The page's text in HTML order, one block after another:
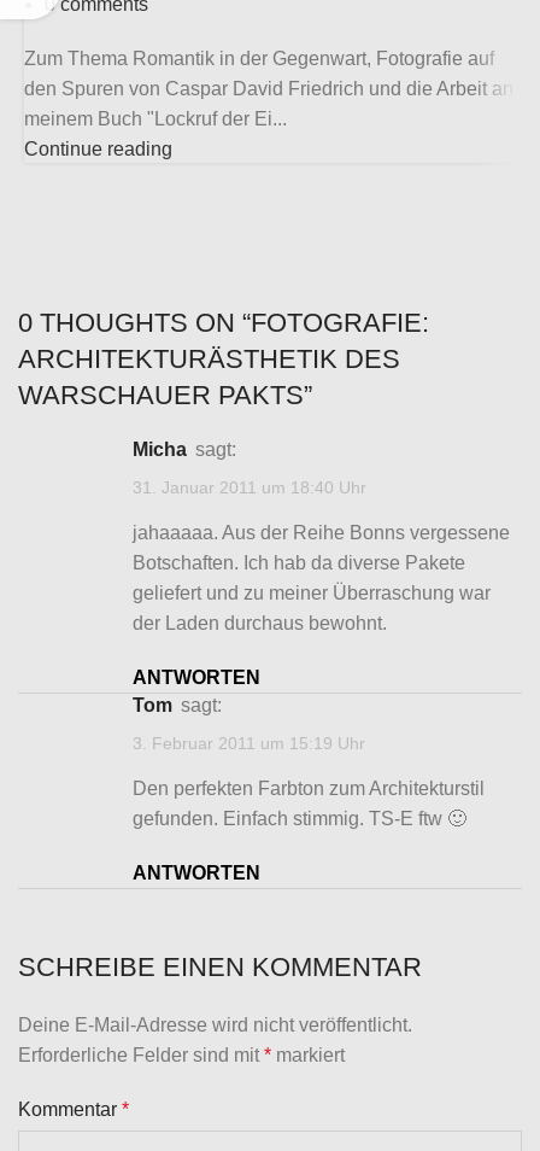
Zum Thema Romantik in der Gegenwart, Fotografie auf
den Spuren von Caspar David Friedrich und die Arbeit an
meinem Buch "Lockruf der Ei...
Continue reading
0 THOUGHTS ON “FOTOGRAFIE:
ARCHITEKTURÄSTHETIK DES
WARSCHAUER PAKTS”
Micha sagt:
31. Januar 2011 um 18:40 Uhr
jahaaaaa. Aus der Reihe Bonns vergessene
Botschaften. Ich hab da diverse Pakete
geliefert und zu meiner Überraschung war
der Laden durchaus bewohnt.
ANTWORTEN
Tom sagt:
3. Februar 2011 um 15:19 Uhr
Den perfekten Farbton zum Architekturstil
gefunden. Einfach stimmig. TS-E ftw 🙂
ANTWORTEN
SCHREIBE EINEN KOMMENTAR
Deine E-Mail-Adresse wird nicht veröffentlicht.
Erforderliche Felder sind mit * markiert
Kommentar *